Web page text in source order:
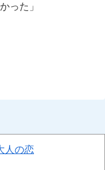
った」
人の恋